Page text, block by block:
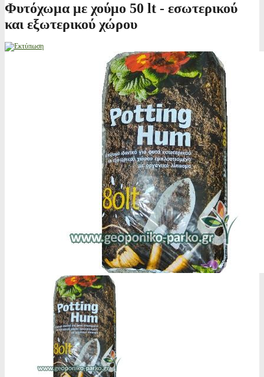
Φυτόχωμα με χούμο 50 lt - εσωτερικού
και εξωτερικού χώρου